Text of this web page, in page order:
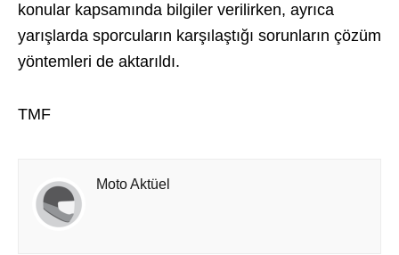
konular kapsamında bilgiler verilirken, ayrıca
yarışlarda sporcuların karşılaştığı sorunların çözüm
yöntemleri de aktarıldı.
TMF
Moto Aktüel